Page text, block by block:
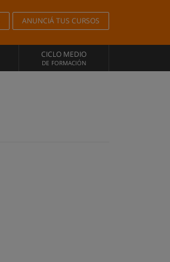
ANUNCIÁ TUS CURSOS
CICLO MEDIO
DE FORMACIÓN